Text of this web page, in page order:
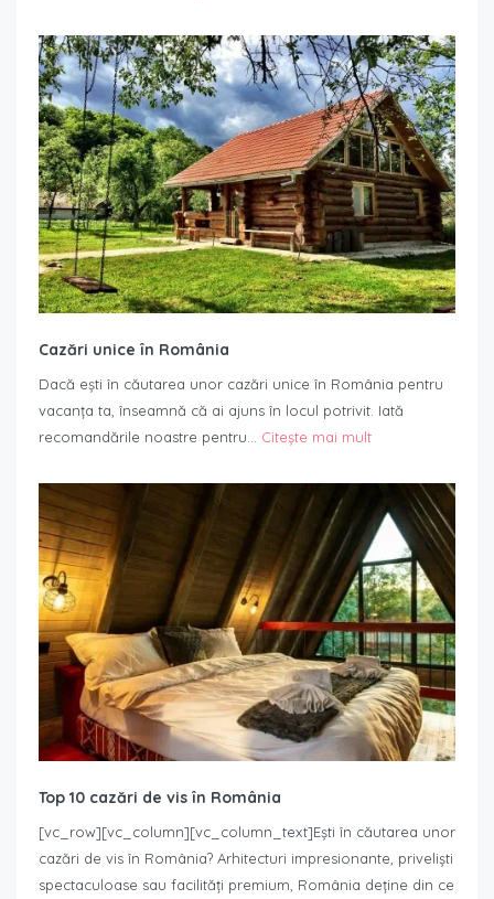
Cazări unice în România
Dacă ești în căutarea unor cazări unice în România pentru
vacanța ta, înseamnă că ai ajuns în locul potrivit. Iată
recomandările noastre pentru… Citește mai mult
Top 10 cazări de vis în România
[vc_row][vc_column][vc_column_text]Ești în căutarea unor
cazări de vis în România? Arhitecturi impresionante, priveliști
spectaculoase sau facilități premium, România deține din ce